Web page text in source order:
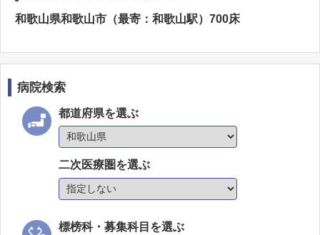
和歌山県和歌山市（最寄：和歌山駅）700床
病院検索
都道府県を選ぶ
二次医療圏を選ぶ
標榜科・募集科目を選ぶ